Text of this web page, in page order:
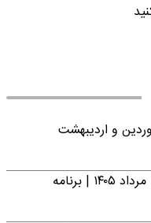
و اردیبهشت
جدول قطعی برق کرمانشاه روز جمعه ۱۶ مرداد ۱۴۰۵ | برنامه